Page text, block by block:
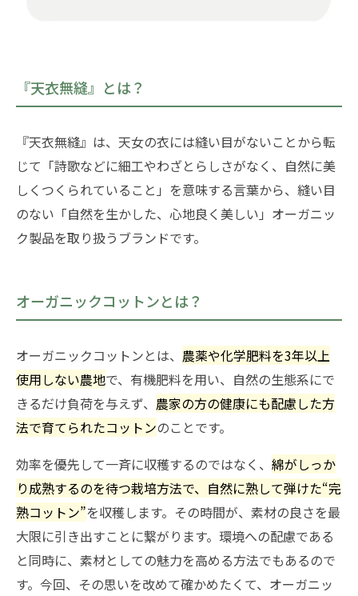
『天衣無縫』とは？
『天衣無縫』は、天女の衣には縫い目がないことから転
じて「詩歌などに細工やわざとらしさがなく、自然に美
しくつくられていること」を意味する言葉から、縫い目
のない「自然を生かした、心地良く美しい」オーガニッ
ク製品を取り扱うブランドです。
オーガニックコットンとは？
オーガニックコットンとは、 農薬や化学肥料を3年以上
使用しない農地で、有機肥料を用い、自然の生態系にで
きるだけ負荷を与えず、 農家の方の健康にも配慮した方
法で育てられたコットンのことです。
効率を優先して一斉に収穫するのではなく、 綿がしっか
り成熟するのを待つ栽培方法で、自然に熟して弾けた“完
熟コットン”を収穫します。その時間が、素材の良さを最
大限に引き出すことに繋がります。環境への配慮である
と同時に、素材としての魅力を高める方法でもあるので
す。今回、その思いを改めて確かめたくて、オーガニッ